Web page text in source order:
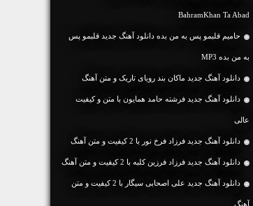
BahramKhan Ta Abad
حامیم قلبمو پس به من بده دانلود آهنگ جدید قلبمو پس
به من بده MP3
دانلود آهنگ جديد ماکان بند رویای تاریک و متن آهنگ
دانلود آهنگ جديد فرشته حامد همایون با متن و کیفیت
عالی
دانلود آهنگ جديد فرزاد فرخ نور با 2 کیفیت و متن آهنگ
دانلود آهنگ جديد فرزاد فرزین کلبه با 2 کیفیت و متن آهنگ
دانلود آهنگ جديد علی اصحابی سیگار با 2 کیفیت و متن
آهنگ